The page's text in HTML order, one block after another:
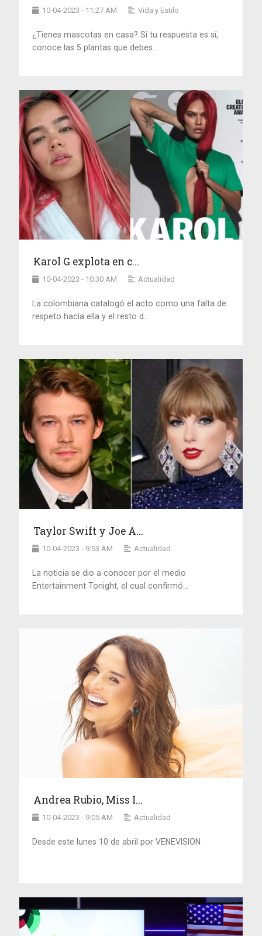
10-04-2023 - 11:27 AM Vida y Estilo
¿Tienes mascotas en casa? Si tu respuesta es sí,
conoce las 5 plantas que debes...
Karol G explota en c...
10-04-2023 - 10:30 AM Actualidad
La colombiana catalogó el acto como una falta de
respeto hacía ella y el resto d...
Taylor Swift y Joe A...
10-04-2023 - 9:53 AM Actualidad
La noticia se dio a conocer por el medio
Entertainment Tonight, el cual confirmó...
Andrea Rubio, Miss I...
10-04-2023 - 9:05 AM Actualidad
Desde este lunes 10 de abril por VENEVISION